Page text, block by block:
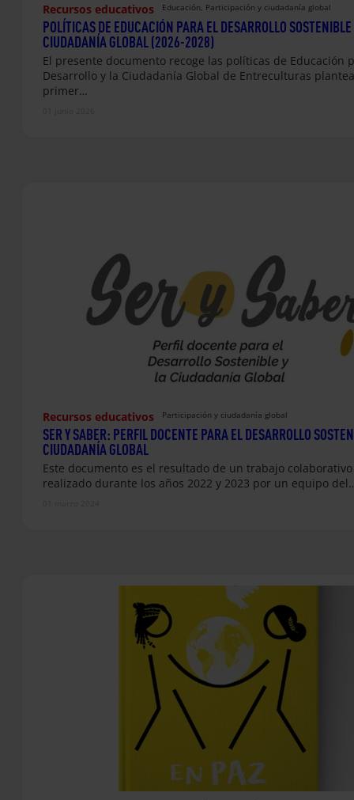
Recursos educativos Educación, Participación y ciudadanía global
POLÍTICAS DE EDUCACIÓN PARA EL DESARROLLO
CIUDADANÍA GLOBAL (2026-2028)
El presente documento recoge las políticas de Educación
Desarrollo y la Ciudadanía Global de Entreculturas
primer…
Recursos educativos Participación y ciudadanía global
SER Y SABER: PERFIL DOCENTE PARA EL DESARROLLO
CIUDADANÍA GLOBAL
Este documento es el resultado de un trabajo colaborativo
realizado durante los años 2022 y 2023 por un equipo